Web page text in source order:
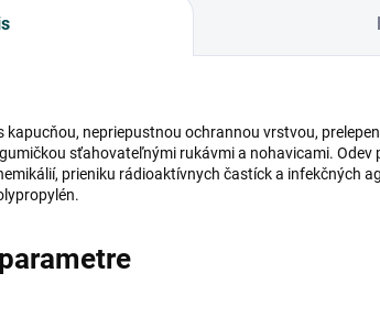
kapucňou, nepriepustnou ochrannou vrstvou,
sťahovateľnými rukávmi a nohavicami. Odev
prieniku rádioaktívnych častíck a infekčných